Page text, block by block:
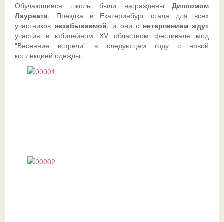
Обучающиеся школы были награждены Дипломом
Лауреата. Поездка в Екатеринбург стала для всех
участников незабываемой, и они с нетерпением ждут
участия в юбилейном ХV областном фестивале мод
"Весенние встречи" в следующем году с новой
коллекцией одежды.